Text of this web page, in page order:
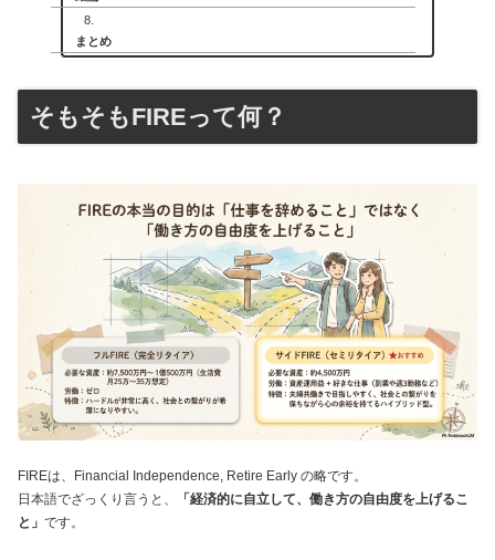
まとめ
そもそもFIREって何？
FIREは、Financial Independence, Retire Early の略です。
日本語でざっくり言うと、
「経済的に自立して、働き方の自由度を上げるこ
と」 です。